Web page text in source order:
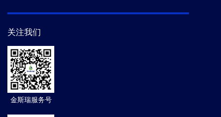
关注我们
金斯瑞服务号